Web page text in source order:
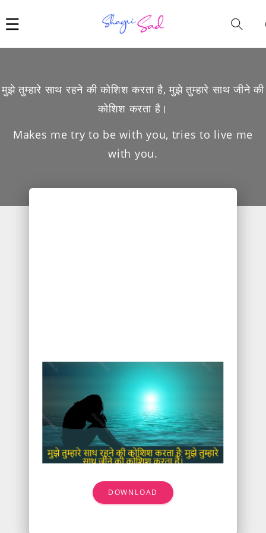
मुझे तुम्हारे साथ रहने की कोशिश करता है, मुझे तुम्हारे साथ जीने की
कोशिश करता है।
Makes me try to be with you, tries to live me
with you.
DOWNLOAD